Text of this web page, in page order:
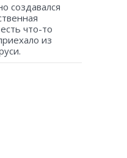
создавался
что-то
из